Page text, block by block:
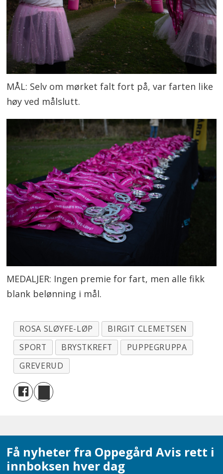
MÅL: Selv om mørket falt fort på, var farten like
høy ved målslutt.
MEDALJER: Ingen premie for fart, men alle fikk
blank belønning i mål.
ROSA SLØYFE-LØP
BIRGIT CLEMETSEN
SPORT
BRYSTKREFT
PUPPEGRUPPA
GREVERUD
Få nyheter fra Oppegård Avis rett i
innboksen hver dag